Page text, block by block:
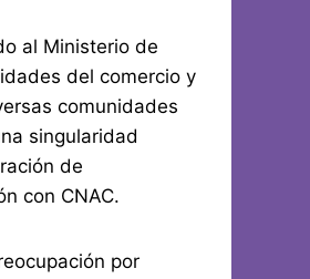
al Ministerio de
del comercio y
comunidades
singularidad
de
con CNAC.
por